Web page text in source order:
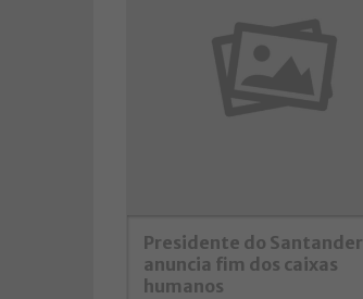
Presidente do Santander
anuncia fim dos caixas
humanos